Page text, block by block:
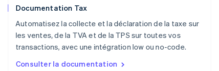
Documentation Tax
Automatisez la collecte et la déclaration de la taxe sur
les ventes, de la TVA et de la TPS sur toutes vos
transactions, avec une intégration low ou no-code.
Consulter la documentation
English
Royaume-Uni
Singapour
English简体中文
English